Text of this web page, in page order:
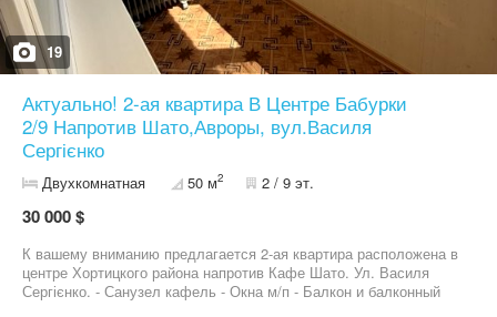
19
Актуально! 2-ая квартира В Центре Бабурки
2/9 Напротив Шато,Авроры, вул.Василя
Сергієнко
Двухкомнатная 50 м2 2 / 9 эт.
30 000 $
К вашему вниманию предлагается 2-ая квартира расположена в
центре Хортицкого района напротив Кафе Шато. Ул. Василя
Сергієнко. - Санузел кафель - Окна м/п - Балкон и балконный